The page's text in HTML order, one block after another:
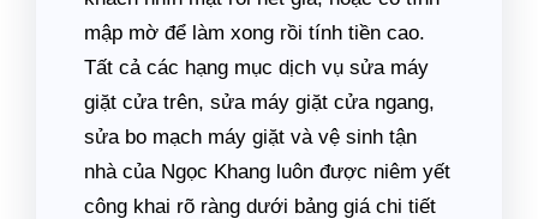
mập mờ để làm xong rồi tính tiền cao.
Tất cả các hạng mục dịch vụ sửa máy
giặt cửa trên, sửa máy giặt cửa ngang,
sửa bo mạch máy giặt và vệ sinh tận
nhà của Ngọc Khang luôn được niêm yết
công khai rõ ràng dưới bảng giá chi tiết